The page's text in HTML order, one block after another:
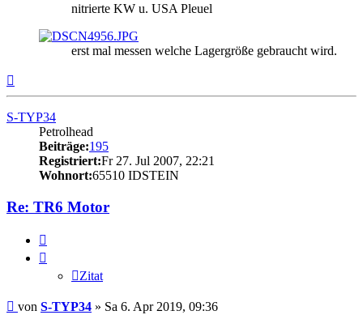
nitrierte KW u. USA Pleuel
erst mal messen welche Lagergröße gebraucht wird.
S-TYP34
Petrolhead
Beiträge:195
Registriert:Fr 27. Jul 2007, 22:21
Wohnort:65510 IDSTEIN
Re: TR6 Motor
Zitat
Beitrag
von S-TYP34 » Sa 6. Apr 2019, 09:36